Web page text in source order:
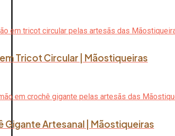
Tricot Circular | Mãostiqueiras
Gigante Artesanal | Mãostiqueiras